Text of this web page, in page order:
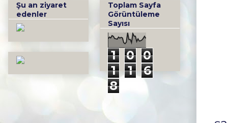
Şu an ziyaret
edenler
Toplam Sayfa
Görüntüleme
Sayısı
1 0 0
1
1
6
8